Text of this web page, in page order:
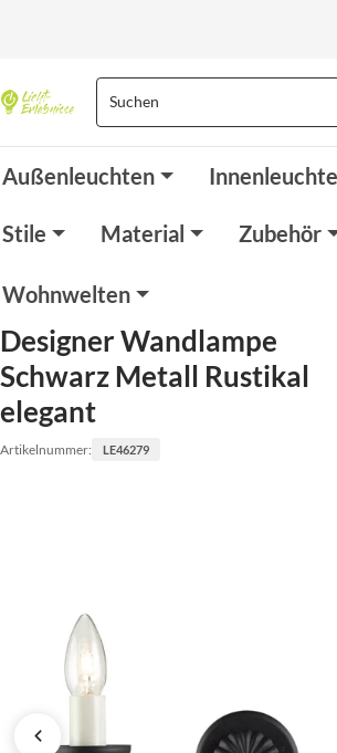
Außenleuchten
Stile Material Zubehör
Wohnwelten
Designer Wandlampe
Schwarz Metall Rustikal
elegant
Artikelnummer: LE46279